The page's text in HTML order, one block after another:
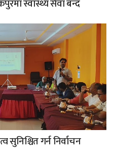
स्वास्थ्य सेवा बन्द
सुनिश्चित गर्न निर्वाचन